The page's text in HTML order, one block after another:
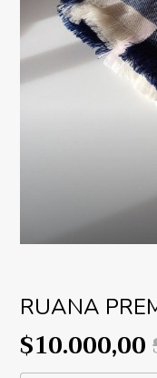
RUANA
$10.000,00